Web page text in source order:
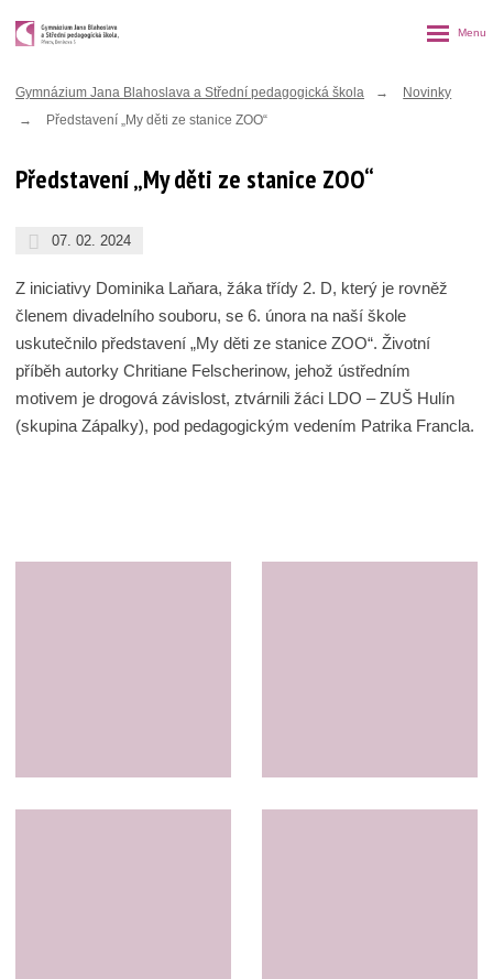
Gymnázium Jana Blahoslava a Střední pedagogická škola
Novinky
Představení „My děti ze stanice ZOO“
Představení „My děti ze stanice ZOO“
07. 02. 2024
Z iniciativy Dominika Laňara, žáka třídy 2. D, který je rovněž
členem divadelního souboru, se 6. února na naší škole
uskutečnilo představení „My děti ze stanice ZOO“. Životní
příběh autorky Chritiane Felscherinow, jehož ústředním
motivem je drogová závislost, ztvárnili žáci LDO – ZUŠ Hulín
(skupina Zápalky), pod pedagogickým vedením Patrika Francla.